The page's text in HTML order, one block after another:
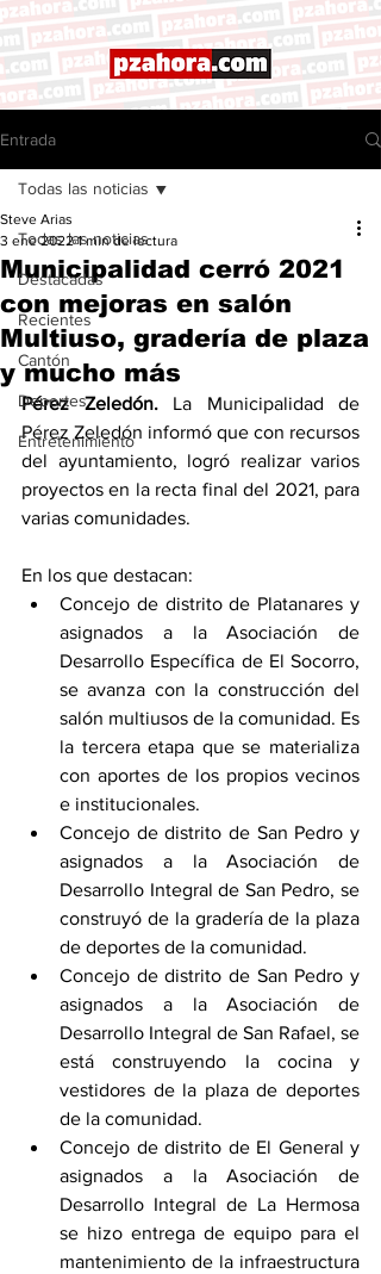
Entrada
Todas las noticias
Destacadas
Recientes
Cantón
Deportes
Entretenimiento
Todas las noticias
Municipalidad cerró 2021
con mejoras en salón
Multiuso, gradería de plaza
y mucho más
Steve Arias
3 ene 2022 1 min de lectura
Pérez Zeledón. La Municipalidad de
Pérez Zeledón informó que con recursos
del ayuntamiento, logró realizar varios
proyectos en la recta final del 2021, para
varias comunidades.
En los que destacan:
Concejo de distrito de Platanares y
asignados a la Asociación de
Desarrollo Específica de El Socorro,
se avanza con la construcción del
salón multiusos de la comunidad. Es
la tercera etapa que se materializa
con aportes de los propios vecinos
e institucionales.
Concejo de distrito de San Pedro y
asignados a la Asociación de
Desarrollo Integral de San Pedro, se
construyó de la gradería de la plaza
de deportes de la comunidad.
Concejo de distrito de San Pedro y
asignados a la Asociación de
Desarrollo Integral de San Rafael, se
está construyendo la cocina y
vestidores de la plaza de deportes
de la comunidad.
Concejo de distrito de El General y
asignados a la Asociación de
Desarrollo Integral de La Hermosa
se hizo entrega de equipo para el
mantenimiento de la infraestructura